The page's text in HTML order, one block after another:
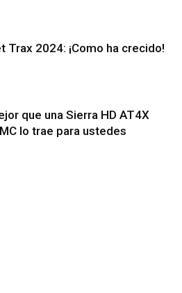
Trax 2024: ¡Como ha crecido!
que una Sierra HD AT4X
lo trae para ustedes